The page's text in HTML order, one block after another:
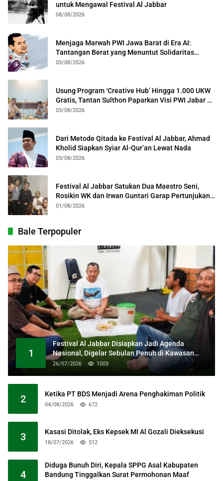
untuk Mengawal Festival Al Jabbar
08/08/2026
Menjaga Marwah PWI Jawa Barat di Era AI:
Tantangan Berat yang Menuntut Solidaritas
Lintas Generasi
03/08/2026
Usung Program ‘Creative Hub’ Hingga 1.000 UKW
Gratis, Tantan Sulthon Paparkan Visi PWI Jabar di
Kota Bogor
03/08/2026
Dari Metode Qitada ke Festival Al Jabbar, Ahmad
Kholid Siapkan Syiar Al-Qur’an Lewat Nada
03/08/2026
Festival Al Jabbar Satukan Dua Maestro Seni,
Rosikin WK dan Irwan Guntari Garap Pertunjukan
Kolosal
01/08/2026
Bale Terpopuler
1
Festival Al Jabbar Disiapkan Jadi Agenda
Nasional, Digelar Sebulan Penuh di Kawasan
Masjid Raya Al Jabbar
26/07/2026 1003
2 Ketika PT BDS Menjadi Arena Penghakiman Politik
04/08/2026 672
3 Kasasi Ditolak, Eks Kepsek MI Al Gozali Dieksekusi
18/07/2026 512
4
Diduga Bunuh Diri, Kepala SPPG Asal Kabupaten
Bandung Tinggalkan Surat Permohonan Maaf